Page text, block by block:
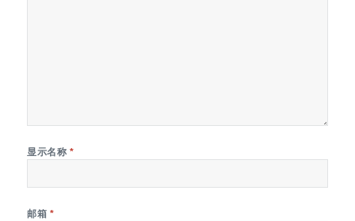
显示名称 *
邮箱 *